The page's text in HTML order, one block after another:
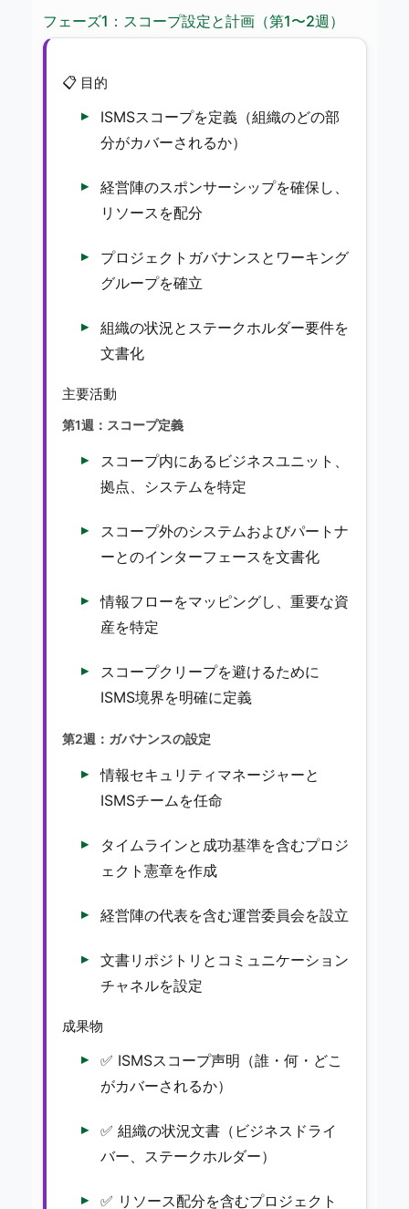
フェーズ1：スコープ設定と計画（第1〜2週）
📋 目的
ISMSスコープを定義（組織のどの部
分がカバーされるか）
経営陣のスポンサーシップを確保し、
リソースを配分
プロジェクトガバナンスとワーキング
グループを確立
組織の状況とステークホルダー要件を
文書化
主要活動
第1週：スコープ定義
スコープ内にあるビジネスユニット、
拠点、システムを特定
スコープ外のシステムおよびパートナ
ーとのインターフェースを文書化
情報フローをマッピングし、重要な資
産を特定
スコープクリープを避けるために
ISMS境界を明確に定義
第2週：ガバナンスの設定
情報セキュリティマネージャーと
ISMSチームを任命
タイムラインと成功基準を含むプロジ
ェクト憲章を作成
経営陣の代表を含む運営委員会を設立
文書リポジトリとコミュニケーション
チャネルを設定
成果物
✅ ISMSスコープ声明（誰・何・どこ
がカバーされるか）
✅ 組織の状況文書（ビジネスドライ
バー、ステークホルダー）
✅ リソース配分を含むプロジェクト